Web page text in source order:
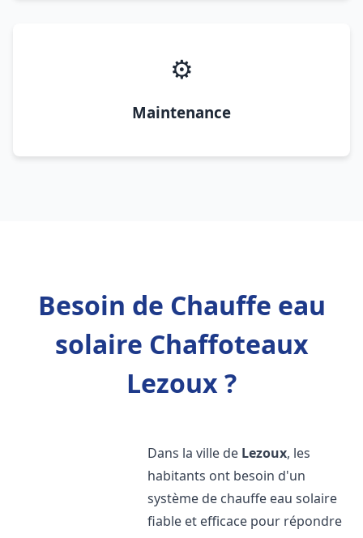
⚙️
Maintenance
Besoin de Chauffe eau
solaire Chaffoteaux
Lezoux ?
Dans la ville de Lezoux, les
habitants ont besoin d'un
système de chauffe eau solaire
fiable et efficace pour répondre